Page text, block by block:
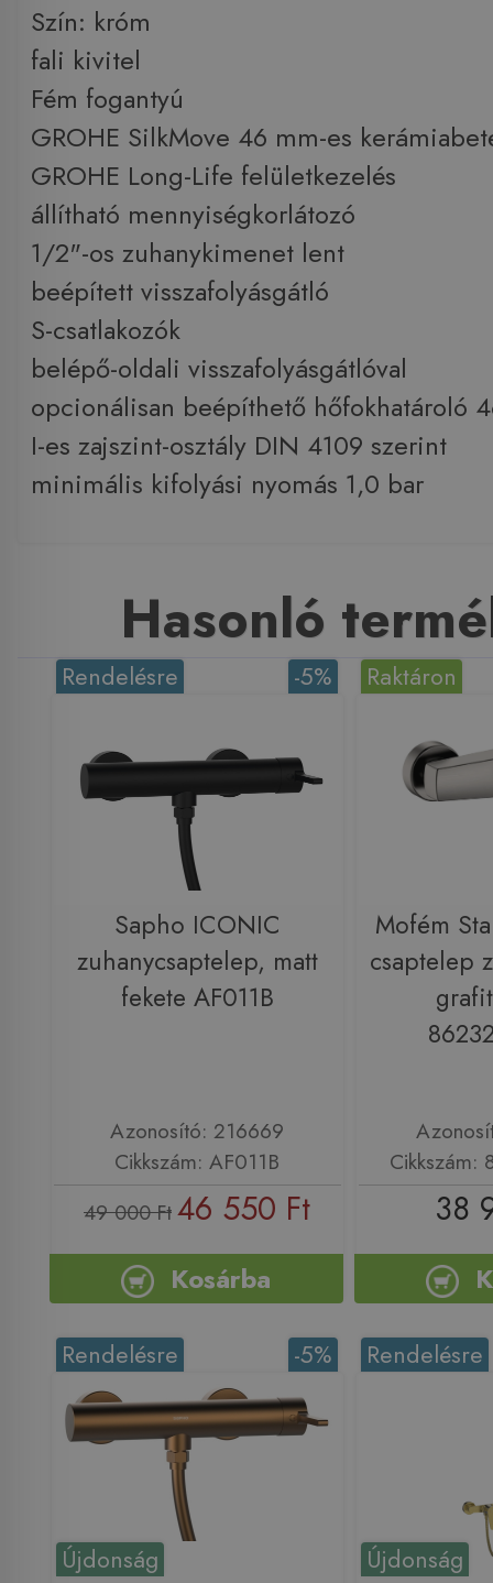
Szín: króm
fali kivitel
Fém fogantyú
GROHE SilkMove 46 mm-es
GROHE Long-Life felületkezelés
állítható mennyiségkorlátozó
1/2"-os zuhanykimenet lent
beépített visszafolyásgátló
S-csatlakozók
belépő-oldali visszafolyásgátlóval
opcionálisan beépíthető hőfokhatároló
I-es zajszint-osztály DIN 4109 szerint
minimális kifolyási nyomás 1,0 bar
Hasonló
-5%
Rendelésre
Sapho ICONIC
zuhanycsaptelep, matt
fekete AF011B
Azonosító: 216669
Cikkszám: AF011B
49 000 Ft46 550 Ft
Kosárba
Raktáron
Mofém
csaptelep
Cikkszám:
38
Újdonság
-5%
Rendelésre
Újdonság
Rendelésre